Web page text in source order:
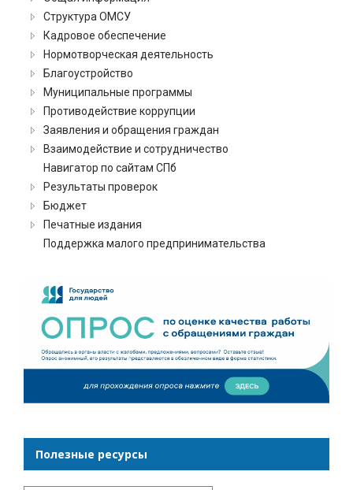
Структура ОМСУ
Кадровое обеспечение
Нормотворческая деятельность
Благоустройство
Муниципальные программы
Противодействие коррупции
Заявления и обращения граждан
Взаимодействие и сотрудничество
Навигатор по сайтам СПб
Результаты проверок
Бюджет
Печатные издания
Поддержка малого предпринимательства
Полезные ресурсы